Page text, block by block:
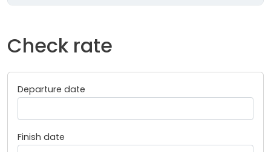
Check rate
Departure date
Finish date